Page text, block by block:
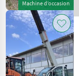
Machine d’occasion